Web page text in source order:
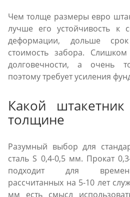
Чем толще размеры евро
лучше его устойчивость к
деформации, дольше
стоимость забора.
долговечности, а очень
поэтому требует усиления
Какой
толщине
Разумный выбор для
сталь S 0,4-0,5 мм. Прокат
подходит для
рассчитанных на 5-10 лет
мм есть смысл